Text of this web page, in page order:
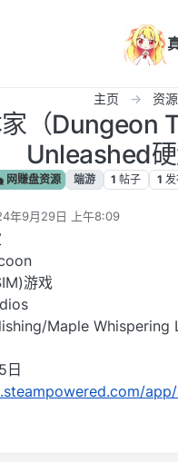
主页 资
（Dungeon
Unleashed
网赚盘资源 端游 1 帖子 1
年9月29日 上午8:09
辑
游戏
Maple Whispering
日